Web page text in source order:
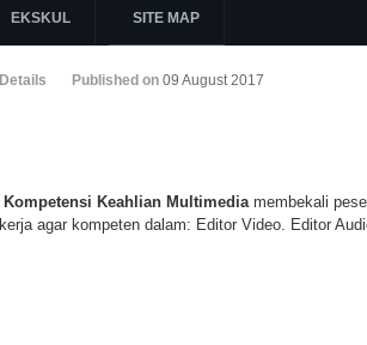
EKSKUL SITE MAP
Details Published on 09 August 2017
Kompetensi Keahlian Multimediamembekali
kerja agar kompeten dalam: Editor Video. Editor